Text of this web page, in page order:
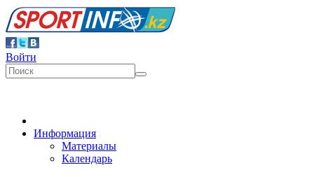
Войти
Информация
Материалы
Календарь